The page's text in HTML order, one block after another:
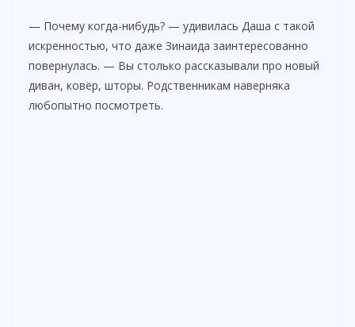
— Почему когда-нибудь? — удивилась Даша с такой
искренностью, что даже Зинаида заинтересованно
повернулась. — Вы столько рассказывали про новый
диван, ковёр, шторы. Родственникам наверняка
любопытно посмотреть.